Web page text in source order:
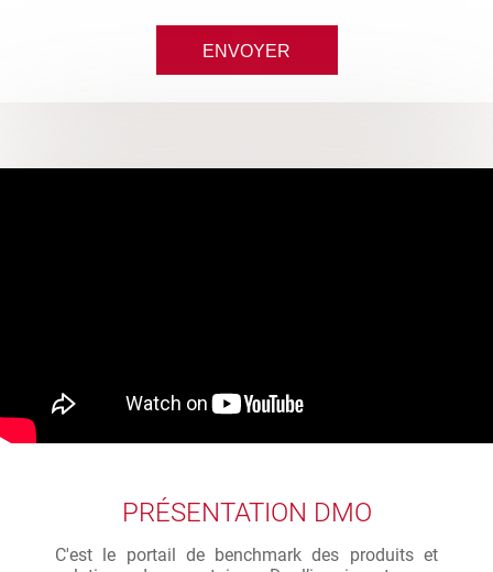
PRÉSENTATION DMO
C'est le portail de benchmark des produits et